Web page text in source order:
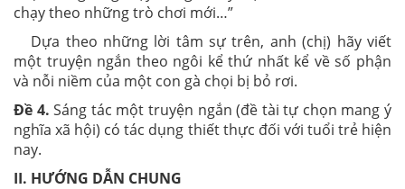
chạy theo những trò chơi mới…”
Dựa theo những lời tâm sự trên, anh (chị) hãy viết
một truyện ngắn theo ngôi kể thứ nhất kể về số phận
và nỗi niềm của một con gà chọi bị bỏ rơi.
Đề 4. Sáng tác một truyện ngắn (đề tài tự chọn mang ý
nghĩa xã hội) có tác dụng thiết thực đối với tuổi trẻ hiện
nay.
II. HƯỚNG DẪN CHUNG